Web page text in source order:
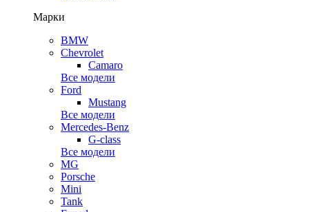
Марки
BMW
Chevrolet
Camaro
Все модели
Ford
Mustang
Все модели
Mercedes-Benz
G-class
Все модели
MG
Porsche
Mini
Tank